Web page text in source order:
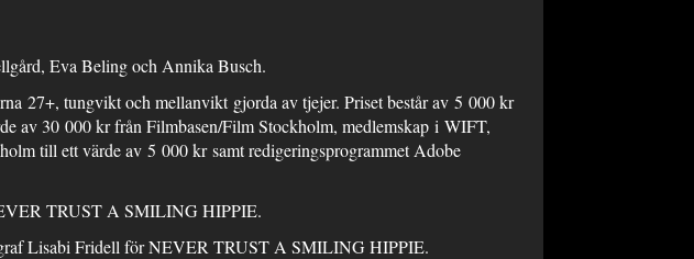
Eva Beling och Annika Busch.
27+, tungvikt och mellanvikt gjorda av tjejer. Priset består av 5 000 kr
av 30 000 kr från Filmbasen/Film Stockholm, medlemskap i WIFT,
till ett värde av 5 000 kr samt redigeringsprogrammet Adobe
TRUST A SMILING HIPPIE.
Lisabi Fridell för NEVER TRUST A SMILING HIPPIE.